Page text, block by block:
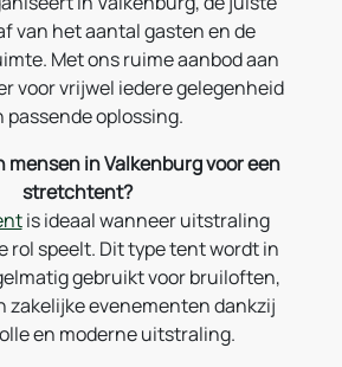
van het aantal gasten en de
Met ons ruime aanbod aan
voor vrijwel iedere gelegenheid
passende oplossing.
mensen in Valkenburg voor een
stretchtent?
is ideaal wanneer uitstraling
rol speelt. Dit type tent wordt in
gebruikt voor bruiloften,
zakelijke evenementen dankzij
en moderne uitstraling.